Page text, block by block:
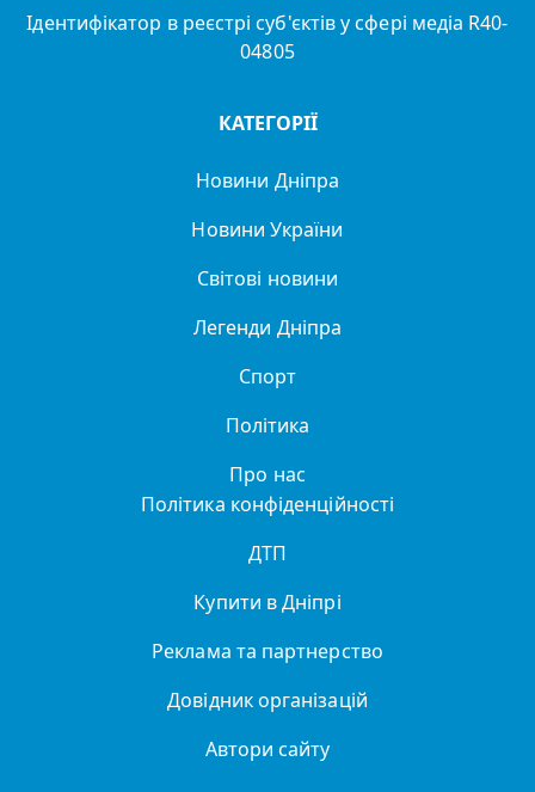
Ідентифікатор в реєстрі суб'єктів у сфері медіа R40-
04805
КАТЕГОРІЇ
Новини Дніпра
Новини України
Світові новини
Легенди Дніпра
Спорт
Політика
Про нас
Політика конфіденційності
ДТП
Купити в Дніпрі
Реклама та партнерство
Довідник організацій
Автори сайту